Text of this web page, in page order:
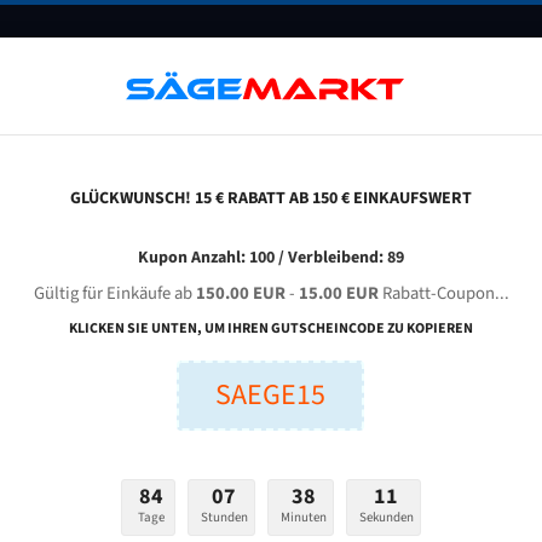
FAQ GUTSCHEINE BLOG KONTAKT
HUJIN Machine Tool G 4250 für 4880 mm Bi-Metall
Breite (mm):
GLÜCKWUNSCH! 15 € RABATT AB 150 € EINKAUFSWERT
Kupon Anzahl: 100 / Verbleibend: 89
Gültig für Einkäufe ab150.00 EUR- 15.00 EURRabatt-Coupon...
KLICKEN SIE UNTEN, UM IHREN GUTSCHEINCODE ZU KOPIEREN
SAEGE15
84
Tage
07
Stunden
38
Minuten
10
Sekunden